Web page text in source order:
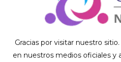
Gracias por visitar nuestro
en nuestros medios oficiales y